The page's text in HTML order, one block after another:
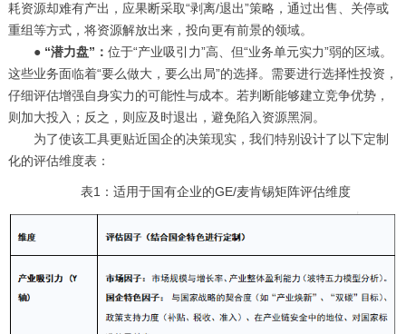
耗资源却难有产出，应果断采取“剥离/退出”策略，通过出售、关停或
重组等方式，将资源解放出来，投向更有前景的领域。
●“潜力盘”： 位于“产业吸引力”高、但“业务单元实力”弱的区域。
这些业务面临着“要么做大，要么出局”的选择。需要进行选择性投资，
仔细评估增强自身实力的可能性与成本。若判断能够建立竞争优势，
则加大投入；反之，则应及时退出，避免陷入资源黑洞。
为了使该工具更贴近国企的决策现实，我们特别设计了以下定制
化的评估维度表：
表1：适用于国有企业的GE/麦肯锡矩阵评估维度